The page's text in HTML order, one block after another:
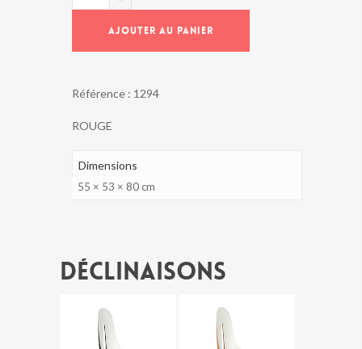
TABOURET
AJOUTER AU PANIER
Référence : 1294
ROUGE
Dimensions
55 × 53 × 80 cm
Déclinaisons